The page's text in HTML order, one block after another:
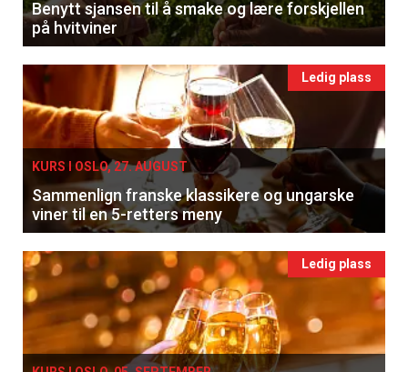
Benytt sjansen til å smake og lære forskjellen
på hvitviner
Ledig plass
KURS I OSLO, 27. AUGUST
Sammenlign franske klassikere og ungarske
viner til en 5-retters meny
Ledig plass